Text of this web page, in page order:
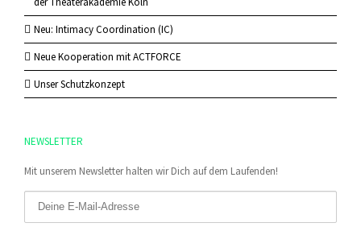
Neu: Intimacy Coordination (IC)
Neue Kooperation mit ACTFORCE
Unser Schutzkonzept
NEWSLETTER
Mit unserem Newsletter halten wir Dich auf dem Laufenden!